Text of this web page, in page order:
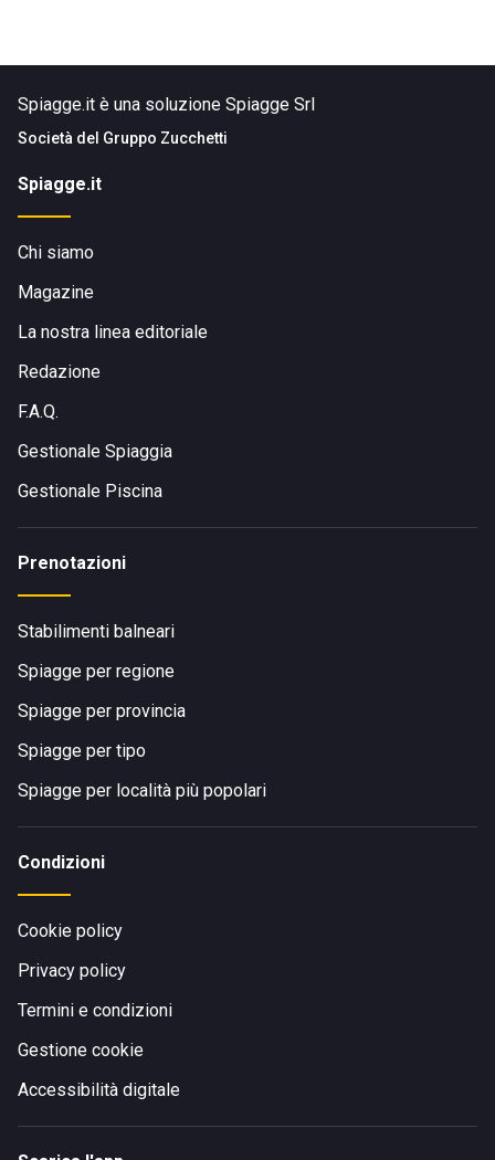
Spiagge.it è una soluzione Spiagge Srl
Società del Gruppo Zucchetti
Spiagge.it
Chi siamo
Magazine
La nostra linea editoriale
Redazione
F.A.Q.
Gestionale Spiaggia
Gestionale Piscina
Prenotazioni
Stabilimenti balneari
Spiagge per regione
Spiagge per provincia
Spiagge per tipo
Spiagge per località più popolari
Condizioni
Cookie policy
Privacy policy
Termini e condizioni
Gestione cookie
Accessibilità digitale